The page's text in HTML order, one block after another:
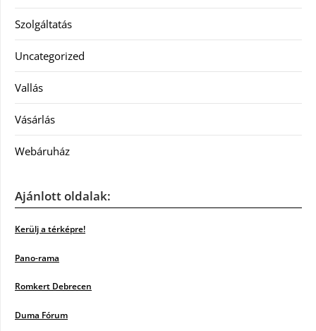
Szolgáltatás
Uncategorized
Vallás
Vásárlás
Webáruház
Ajánlott oldalak:
Kerülj a térképre!
Pano-rama
Romkert Debrecen
Duma Fórum